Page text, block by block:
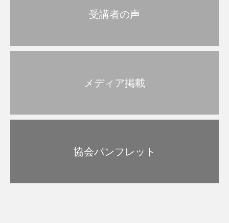
受講者の声
メディア掲載
協会パンフレット